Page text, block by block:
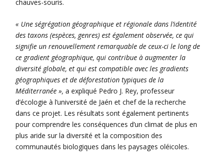
chauves-souris.
« Une ségrégation géographique et régionale dans l’identité
des taxons (espèces, genres) est également observée, ce qui
signifie un renouvellement remarquable de ceux-ci le long de
ce gradient géographique, qui contribue à augmenter la
diversité globale, et qui est compatible avec les gradients
géographiques et de déforestation typiques de la
Méditerranée », a expliqué Pedro J. Rey, professeur
d’écologie à l’université de Jaén et chef de la recherche
dans ce projet. Les résultats sont également pertinents
pour comprendre les conséquences d’un climat de plus en
plus aride sur la diversité et la composition des
communautés biologiques dans les paysages oléicoles.